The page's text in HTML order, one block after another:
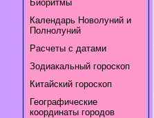
Биоритмы
Календарь Новолуний и
Полнолуний
Расчеты с датами
Зодиакальный гороскоп
Китайский гороскоп
Географические
координаты городов